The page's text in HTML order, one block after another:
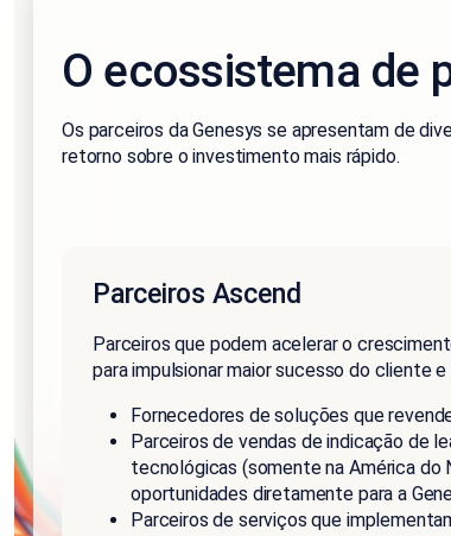
O ecossistema de
Os parceiros da Genesys se apresentam de
retorno sobre o investimento mais rápido.
Parceiros Ascend
Parceiros que podem acelerar o
para impulsionar maior sucesso do cliente
Fornecedores de soluções que
Parceiros de vendas de indicação de
tecnológicas (somente na América do
oportunidades diretamente para a
Parceiros de serviços que